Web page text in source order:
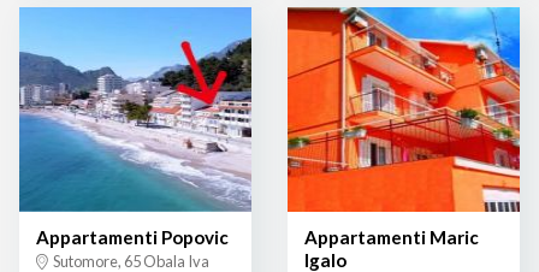
Appartamenti Popovic
Sutomore, 65 Obala Iva
Appartamenti Maric
Igalo